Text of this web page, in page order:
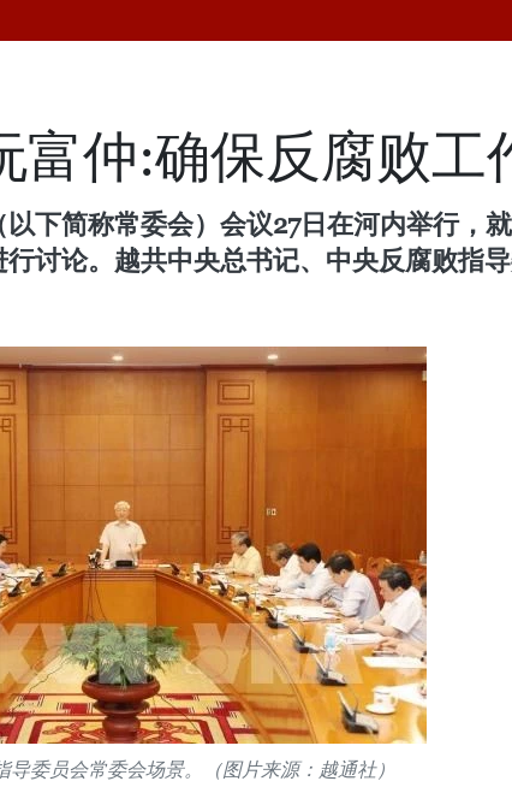
富仲:确保反腐败工
下简称常委会）会议27日在河内举行，
讨论。越共中央总书记、中央反腐败指
导委员会常委会场景。（图片来源：越通社）